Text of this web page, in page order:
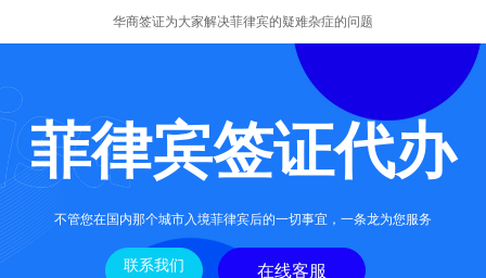
华商签证为大家解决菲律宾的疑难杂症的问题
菲律宾签证代办
不管您在国内那个城市入境菲律宾后的一切事宜，一条龙为您服务
联系我们 在线客服